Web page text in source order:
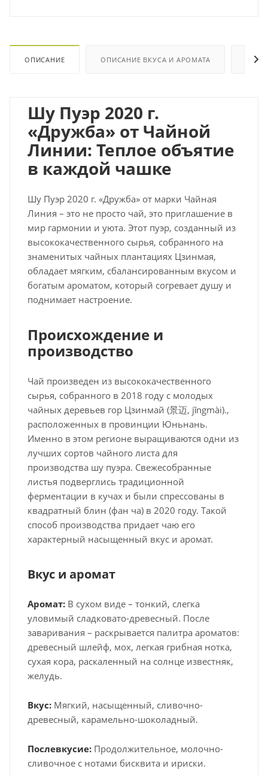
ОПИСАНИЕ ОПИСАНИЕ ВКУСА И АРОМАТА
Шу Пуэр 2020 г.
«Дружба» от Чайной
Линии: Теплое объятие
в каждой чашке
Шу Пуэр 2020 г. «Дружба» от марки Чайная
Линия – это не просто чай, это приглашение в
мир гармонии и уюта. Этот пуэр, созданный из
высококачественного сырья, собранного на
знаменитых чайных плантациях Цзинмая,
обладает мягким, сбалансированным вкусом и
богатым ароматом, который согревает душу и
поднимает настроение.
Происхождение и
производство
Чай произведен из высококачественного
сырья, собранного в 2018 году с молодых
чайных деревьев гор Цзинмай (景迈, jǐngmài).,
расположенных в провинции Юньнань.
Именно в этом регионе выращиваются одни из
лучших сортов чайного листа для
производства шу пуэра. Свежесобранные
листья подверглись традиционной
ферментации в кучах и были спрессованы в
квадратный блин (фан ча) в 2020 году. Такой
способ производства придает чаю его
характерный насыщенный вкус и аромат.
Вкус и аромат
Аромат: В сухом виде – тонкий, слегка
уловимый сладковато-древесный. После
заваривания – раскрывается палитра ароматов:
древесный шлейф, мох, легкая грибная нотка,
сухая кора, раскаленный на солнце известняк,
желудь.
Вкус: Мягкий, насыщенный, сливочно-
древесный, карамельно-шоколадный.
Послевкусие: Продолжительное, молочно-
сливочное с нотами бисквита и ириски.